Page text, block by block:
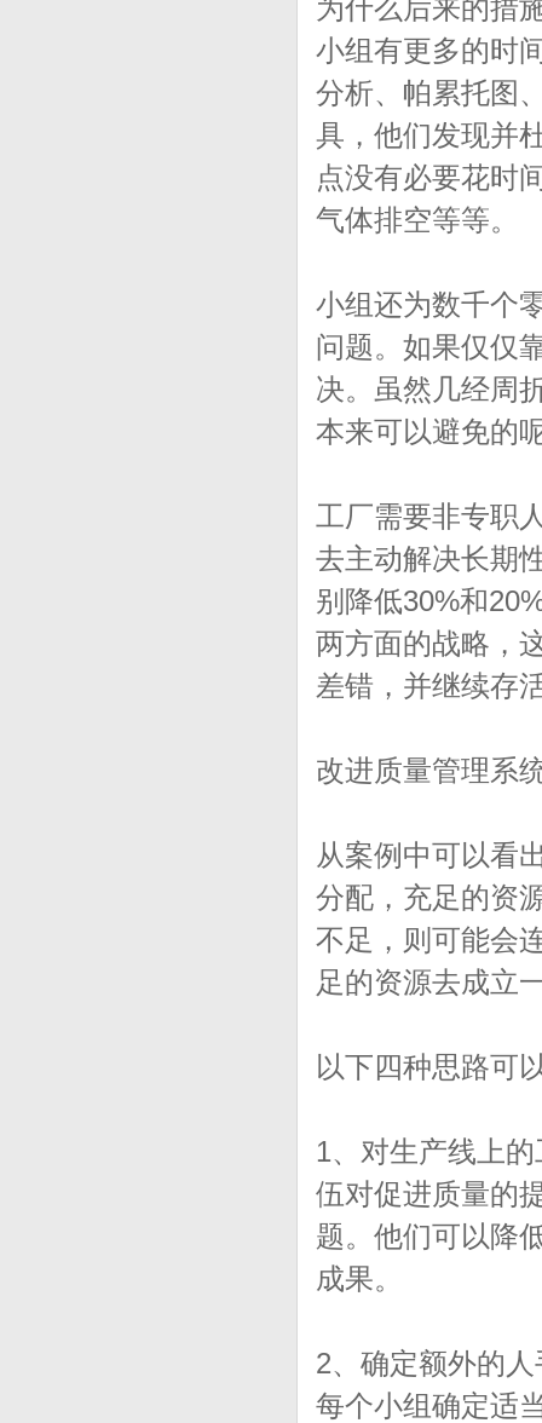
为什么后来的措
小组有更多的时
分析、帕累托图
具，他们发现并
点没有必要花时
气体排空等等。
小组还为数千个
问题。如果仅仅
决。虽然几经周
本来可以避免的
工厂需要非专职
去主动解决长期
别降低30%和
两方面的战略，
差错，并继续存
改进质量管理系
从案例中可以看
分配，充足的资
不足，则可能会
足的资源去成立
以下四种思路可
1、对生产线上
伍对促进质量的
题。他们可以降
成果。
2、确定额外的
每个小组确定适